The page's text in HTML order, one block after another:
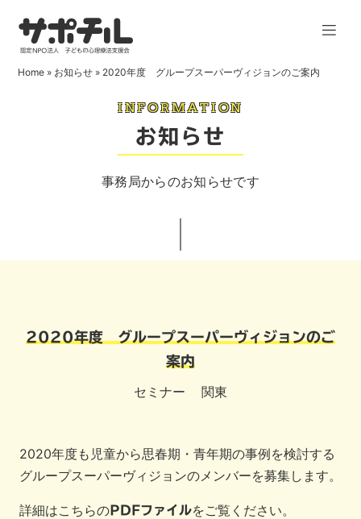
Home » お知らせ » 2020年度 グループスーパーヴィジョンのご案内
お知らせ
INFORMATION
事務局からのお知らせです
2020年度 グループスーパーヴィジョンのご
案内
セミナー 関東
2020年度も児童から思春期・青年期の事例を検討する
グループスーパーヴィジョンのメンバーを募集します。
詳細はこちらのPDFファイルをご覧ください。